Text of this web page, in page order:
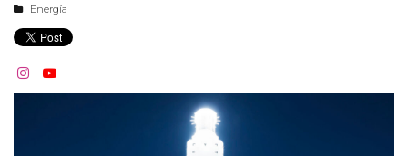
Energía
 